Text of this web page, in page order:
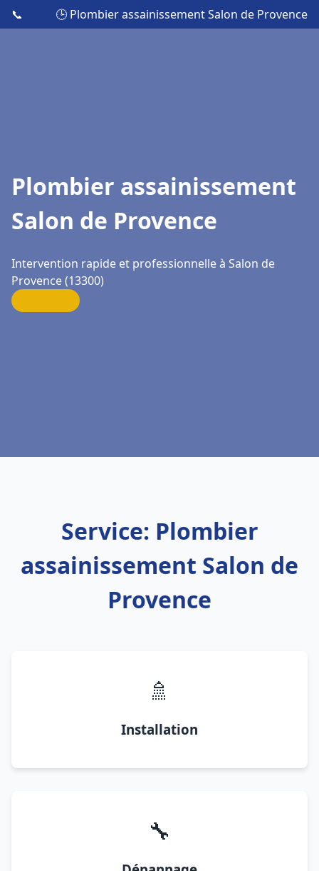
📞 🕒 Plombier assainissement Salon de Provence
Plombier assainissement
Salon de Provence
Intervention rapide et professionnelle à Salon de
Provence (13300)
Service: Plombier
assainissement Salon de
Provence
🚿
Installation
🔧